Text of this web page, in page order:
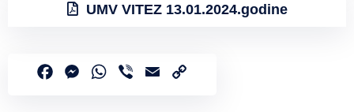
UMV VITEZ 13.01.2024.godine
FacebookMessenger
WhatsApp
Viber Email